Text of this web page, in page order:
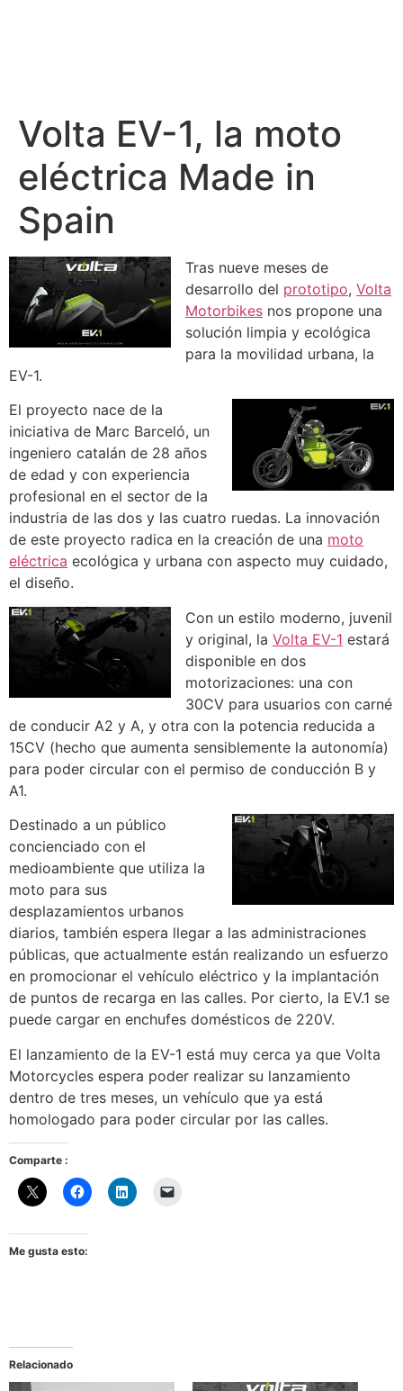
Volta EV-1, la moto
eléctrica Made in
Spain
Tras nueve meses de
desarrollo del prototipo, Volta
Motorbikes nos propone una
solución limpia y ecológica
para la movilidad urbana, la
EV-1.
El proyecto nace de la
iniciativa de Marc Barceló, un
ingeniero catalán de 28 años
de edad y con experiencia
profesional en el sector de la
industria de las dos y las cuatro ruedas. La innovación
de este proyecto radica en la creación de una moto
eléctrica ecológica y urbana con aspecto muy cuidado,
el diseño.
Con un estilo moderno, juvenil
y original, la Volta EV-1 estará
disponible en dos
motorizaciones: una con
30CV para usuarios con carné
de conducir A2 y A, y otra con la potencia reducida a
15CV (hecho que aumenta sensiblemente la autonomía)
para poder circular con el permiso de conducción B y
A1.
Destinado a un público
concienciado con el
medioambiente que utiliza la
moto para sus
desplazamientos urbanos
diarios, también espera llegar a las administraciones
públicas, que actualmente están realizando un esfuerzo
en promocionar el vehículo eléctrico y la implantación
de puntos de recarga en las calles. Por cierto, la EV.1 se
puede cargar en enchufes domésticos de 220V.
El lanzamiento de la EV-1 está muy cerca ya que Volta
Motorcycles espera poder realizar su lanzamiento
dentro de tres meses, un vehículo que ya está
homologado para poder circular por las calles.
Comparte :
Me gusta esto:
Relacionado